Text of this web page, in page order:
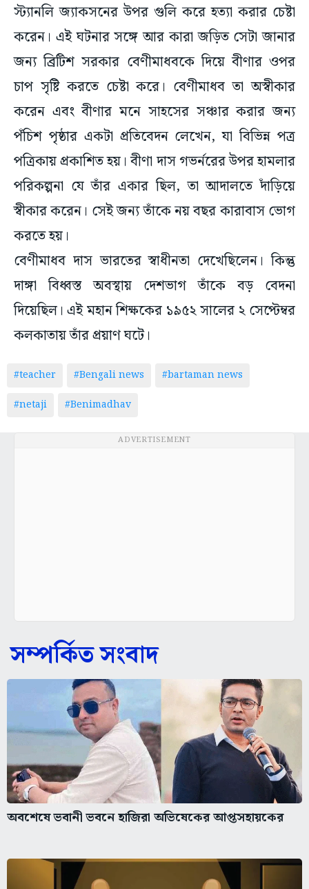
স্ট্যানলি জ্যাকসনের উপর গুলি করে হত্যা করার চেষ্টা
করেন। এই ঘটনার সঙ্গে আর কারা জড়িত সেটা জানার
জন্য ব্রিটিশ সরকার বেণীমাধবকে দিয়ে বীণার ওপর
চাপ সৃষ্টি করতে চেষ্টা করে। বেণীমাধব তা অস্বীকার
করেন এবং বীণার মনে সাহসের সঞ্চার করার জন্য
পঁচিশ পৃষ্ঠার একটা প্রতিবেদন লেখেন, যা বিভিন্ন পত্র
পত্রিকায় প্রকাশিত হয়। বীণা দাস গভর্নরের উপর হামলার
পরিকল্পনা যে তাঁর একার ছিল, তা আদালতে দাঁড়িয়ে
স্বীকার করেন। সেই জন্য তাঁকে নয় বছর কারাবাস ভোগ
করতে হয়।
বেণীমাধব দাস ভারতের স্বাধীনতা দেখেছিলেন। কিন্তু
দাঙ্গা বিধ্বস্ত অবস্থায় দেশভাগ তাঁকে বড় বেদনা
দিয়েছিল। এই মহান শিক্ষকের ১৯৫২ সালের ২ সেপ্টেম্বর
কলকাতায় তাঁর প্রয়াণ ঘটে।
#teacher #Bengali news
#bartaman news
#netaji
#Benimadhav
ADVERTISEMENT
সম্পর্কিত সংবাদ
অবশেষে ভবানী ভবনে হাজিরা অভিষেকের আপ্তসহায়কের